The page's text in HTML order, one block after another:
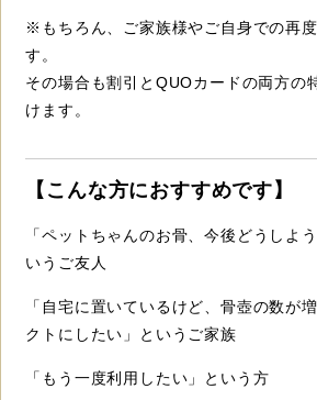
※もちろん、ご家族様やご自身での再
す。
その場合も割引とQUOカードの両方の
けます。
【こんな方におすすめです】
「ペットちゃんのお骨、今後どうしよ
いうご友人
「自宅に置いているけど、骨壺の数が
クトにしたい」というご家族
「もう一度利用したい」という方